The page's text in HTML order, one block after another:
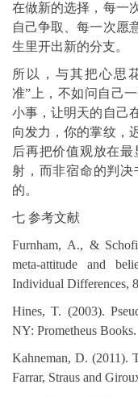
在做新的选择，每一
自己争取、每一次愿
生里开出新的分支。
所以，与其把心思
准”上，不如问自己
小事，让明天的自己
向发力，你的掌纹，
后再把价值观放在
射，而非宿命的判
的。
七 参考文献
Furnham, A., &
meta-attitude and
Individual Differences,
Hines, T. (2003).
NY: Prometheus Books.
Kahneman, D. (2011).
Farrar, Straus and